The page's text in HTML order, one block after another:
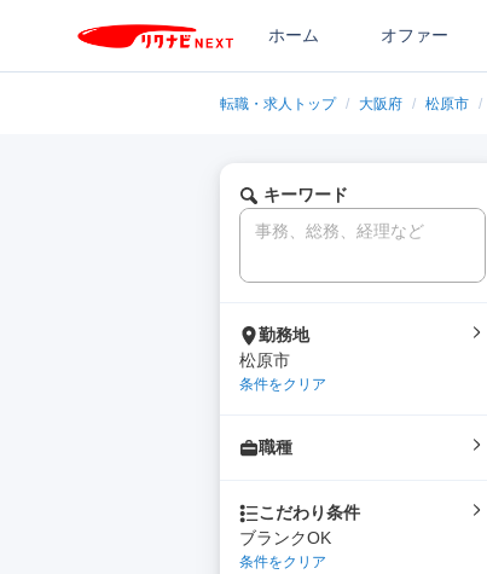
ホーム オファー
転職・求人トップ / 大阪府 / 松原市 /
キーワード
勤務地
松原市
条件をクリア
職種
こだわり条件
ブランクOK
条件をクリア